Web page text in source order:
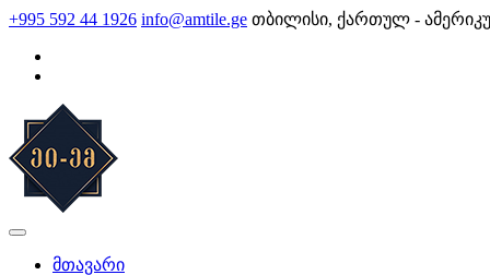
Skip
content
+995 592 44 1926 info@amtile.ge თბილისი, ქართულ -
მთავარი